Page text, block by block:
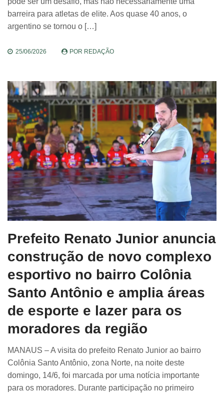
barreira para atletas de elite. Aos quase 40 anos, o
argentino se tornou o […]
25/06/2026 POR REDAÇÃO
Prefeito Renato Junior anuncia
construção de novo complexo
esportivo no bairro Colônia
Santo Antônio e amplia áreas
de esporte e lazer para os
moradores da região
MANAUS – A visita do prefeito Renato Junior ao bairro
Colônia Santo Antônio, zona Norte, na noite deste
domingo, 14/6, foi marcada por uma notícia importante
para os moradores. Durante participação no primeiro